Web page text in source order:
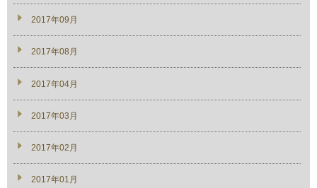
2017年09月
2017年08月
2017年04月
2017年03月
2017年02月
2017年01月